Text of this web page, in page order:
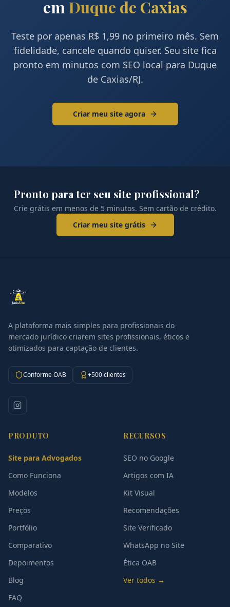
emDuque de Caxias
Teste por apenas R$ 1,99 no primeiro mês. Sem
fidelidade, cancele quando quiser. Seu site fica
pronto em minutos com SEO local para Duque
de Caxias/RJ.
Criar meu site agora
Pronto para ter seu site profissional?
Crie grátis em menos de 5 minutos. Sem cartão de crédito.
Criar meu site grátis
A plataforma mais simples para profissionais do
mercado jurídico criarem sites profissionais, éticos e
otimizados para captação de clientes.
Conforme OAB +500 clientes
PRODUTO
Site para Advogados
Como Funciona
Modelos
Preços
Portfólio
Comparativo
Depoimentos
Blog
FAQ
RECURSOS
SEO no Google
Artigos com IA
Kit Visual
Recomendações
Site Verificado
WhatsApp no Site
Ética OAB
Ver todos →